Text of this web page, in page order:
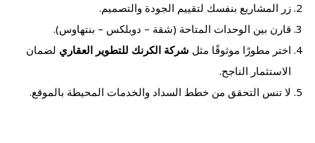
زر المشاريع بنفسك لتقييم الجودة والتصميم.
قارن بين الوحدات المتاحة (شقة – دوبلكس – بنتهاوس).
اختر مطورًا موثوقًا مثل شركة الكرنك للتطوير العقاري لضمان
الاستثمار الناجح.
لا تنس التحقق من خطط السداد والخدمات المحيطة بالموقع.